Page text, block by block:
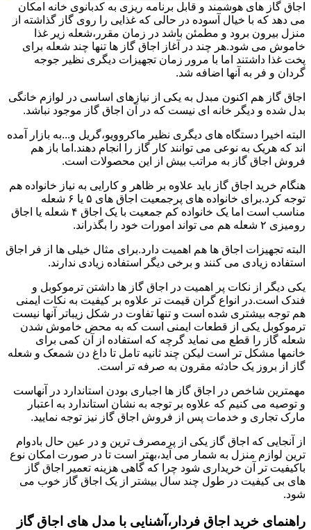
اجاق گاز های هوشمند و قابل برنامه ریزی به کدبانوی خانه امکان
می دهد که با خیال آسوده در حالی که غذایی را روی گاز گذاشته از
منزل بیرون برود و مطمئن باشد در زمان مقرر،شعله زیر غذا
خاموش می شود.هر چند در آغاز اجاق گاز ها تنها چند شعله برای
پخت غذا داشتند اما با مرور زمان تجهیزات دیگری نظیر جوجه
گردان و فر به آنها اضافه شد.
اجاق گاز هم اکنون مبدل به یکی از نیازهای اساسی در لوازم خانگی
بدل شده و دیگر خانه ای نیست که در آن اجاق گاز موجود نباشد.
البته اخیرا دستگاه های دیگری نظیر ماکروویو،گریل و...به بازار آمده
اند که هریک به نوعی می توانند کار گاز را انجام دهند.اما باز هم
فروش اجاق گاز به مراتب بیش از این محصولات است.
هنگام خرید اجاق گاز باید علاوه بر ظاهر و کارایی به نیاز خانواده هم
توجه کرد.برای خانواده های پرجمعیت اجاق های ۵ یا ۶ شعله
مناسب است اما یک خانواده کم جمعیت با یک اجاق ۴ شعله یا اجاق
رومیزی ۲ شعله هم می تواند امورات خود را بگذراند.
البته تجهیزات اجاق ها هم اهمیت دارد.برای مثال خیلی ها از فر اجاق
استفاده زیادی می کنند و برخی دیگر استفاده زیادی ندارند.
یکی دیگر از نکات پر اهمیت در اجاق گاز ها داشتن ترموکوبل و
فندک است.در انواع گران قیمت تر علاوه بر کیفیت به نکات ایمنی
هم توجه بیشتری شده است و تنها تفاوت در شکل زیباتر آنها نیست
ترموکوبل یکی از قطعات ایمنی است که به محض خاموش شدن
شعله گاز را قطع می نماید گرچه که استفاده از آن کمی برای
خانمها مشکل تر است لیکن چند ثانیه تامل تا داغ دن شمعک و شعله
گاز از بروز یک حادثه مقرون به صرفه تر است.
مهمترین شاخص در اجاق گاز ها اجباری بودن استاندارد در آنهاست
و توصیه می کنیم که علاوه بر توجه به نشان استاندارد به اعتبار
مارک تجاری و خدمات پس از فروش اجاق گاز نیز توجه نمایید.
از آنجایی که اجاق گاز یکی از پرمصرف ترین و در عین حال بادوام
ترین لوازم منزل به شمار می آید،بهتر است تا در صورت امکان نوع
باکیفیت تر آن خریداری شود چرا که گاهی هزینه تعمیر اجاق گاز
های بی کیفیت در طول چند سال بیشتر از یک اجاق گاز خوب می
شود.
راهنمای خرید اجاق فردار،آشنایی با مدل های اجاق گاز